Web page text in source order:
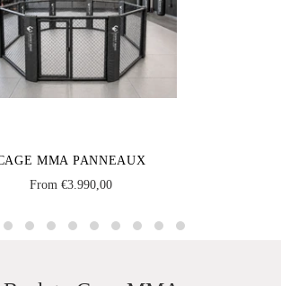
MMA PANNEAUX
From €3.990,00